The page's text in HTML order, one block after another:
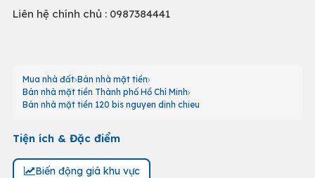
Liên hệ chính chủ : 0987384441
Mua nhà đất Bán nhà mặt tiền
Bán nhà mặt tiền Thành phố Hồ Chí Minh
Bán nhà mặt tiền 120 bis nguyen dinh chieu
Tiện ích & Đặc điểm
Biến động giá khu vực